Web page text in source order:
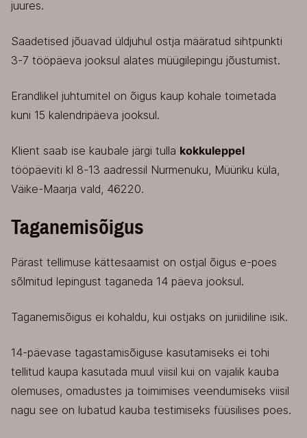
juures.
Saadetised jõuavad üldjuhul ostja määratud sihtpunkti
3-7 tööpäeva jooksul alates müügilepingu jõustumist.
Erandlikel juhtumitel on õigus kaup kohale toimetada
kuni 15 kalendripäeva jooksul.
Klient saab ise kaubale järgi tulla kokkuleppel
tööpäeviti kl 8-13 aadressil Nurmenuku, Müüriku küla,
Väike-Maarja vald, 46220.
Taganemisõigus
Pärast tellimuse kättesaamist on ostjal õigus e-poes
sõlmitud lepingust taganeda 14 päeva jooksul.
Taganemisõigus ei kohaldu, kui ostjaks on juriidiline isik.
14-päevase tagastamisõiguse kasutamiseks ei tohi
tellitud kaupa kasutada muul viisil kui on vajalik kauba
olemuses, omadustes ja toimimises veendumiseks viisil
nagu see on lubatud kauba testimiseks füüsilises poes.